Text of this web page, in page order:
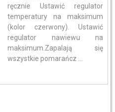
ręcznie Ustawić regulator
temperatury na maksimum
(kolor czerwony). Ustawić
regulator nawiewu na
maksimum.Zapalają się
wszystkie pomarańcz ...